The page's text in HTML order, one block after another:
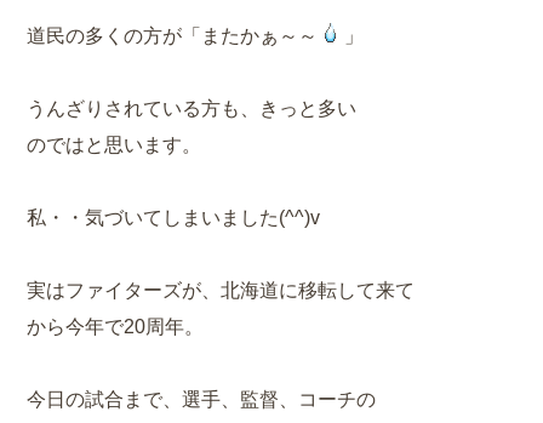
道民の多くの方が「またかぁ～～ 」
うんざりされている方も、きっと多い
のではと思います。
私・・気づいてしまいました(^^)v
実はファイターズが、北海道に移転して来て
から今年で20周年。
今日の試合まで、選手、監督、コーチの